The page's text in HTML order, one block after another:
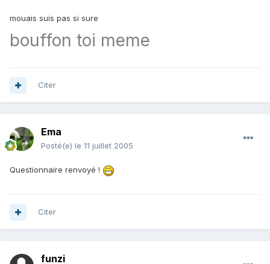
mouais suis pas si sure
bouffon toi meme
Citer
Ema
Posté(e) le 11 juillet 2005
Questionnaire renvoyé !
Citer
funzi